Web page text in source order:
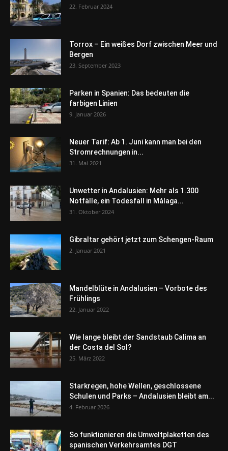
22. Februar 2024
Torrox – Ein weißes Dorf zwischen Meer und
Bergen
23. September 2023
Parken in Spanien: Das bedeuten die
farbigen Linien
9. Januar 2026
Neuer Tarif: Ab 1. Juni kann man bei den
Stromrechnungen in...
31. Mai 2021
Unwetter in Andalusien: Mehr als 1.300
Notfälle, ein Todesfall in Málaga...
31. Oktober 2024
Gibraltar gehört jetzt zum Schengen-Raum
2. Januar 2021
Mandelblüte in Andalusien – Vorbote des
Frühlings
22. Januar 2022
Wie lange bleibt der Sandstaub Calima an
der Costa del Sol?
25. März 2022
Starkregen, hohe Wellen, geschlossene
Schulen und Parks – Andalusien bleibt am...
4. Februar 2026
So funktionieren die Umweltplaketten des
spanischen Verkehrsamtes DGT